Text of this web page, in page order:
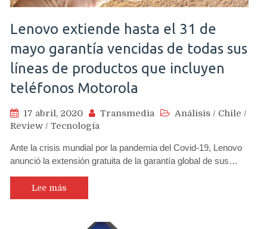
Lenovo extiende hasta el 31 de
mayo garantía vencidas de todas sus
líneas de productos que incluyen
teléfonos Motorola
17 abril, 2020 Transmedia Análisis / Chile /
Review / Tecnología
Ante la crisis mundial por la pandemia del Covid-19, Lenovo
anunció la extensión gratuita de la garantía global de sus…
Lee más